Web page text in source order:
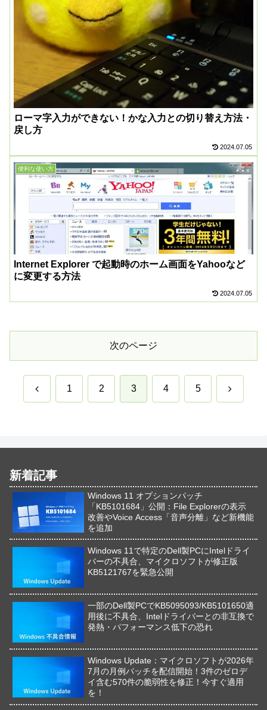
ローマ字入力ができない！かな入力との切り替え方法・
戻し方
2024.07.05
便利な使い方
Internet Explorer で起動時のホーム画面をYahooなど
に変更する方法
2024.07.05
次のページ
前 1 2 3 4 5 次
新着記事
Windows 11 オプションパッチ
「KB5101684」公開：File Explorerの表示
改善やVoice Access「音声分離」など新機能
を追加
Windows 11で特定のDell製PCにIntelドライ
バーの不具合、マイクロソフトが修正版
KB5121767を緊急公開
一部のDell製PCでKB5095093/KB5101650適
用後に不具合、Intelドライバーとの非互換で
発熱・パフォーマンス低下の恐れ
Windows Update：マイクロソフトが2026年
7月の月例パッチを配信開始！3件のゼロデ
イ含む570件の脆弱性を修正！今すぐ適用
を！